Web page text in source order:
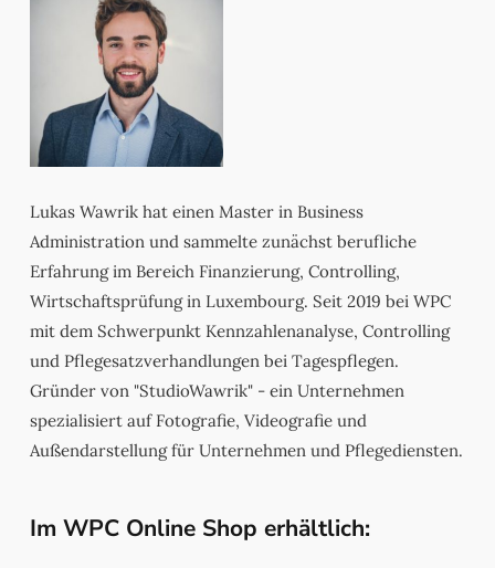
Lukas Wawrik hat einen Master in Business
Administration und sammelte zunächst berufliche
Erfahrung im Bereich Finanzierung, Controlling,
Wirtschaftsprüfung in Luxembourg. Seit 2019 bei WPC
mit dem Schwerpunkt Kennzahlenanalyse, Controlling
und Pflegesatzverhandlungen bei Tagespflegen.
Gründer von "StudioWawrik" - ein Unternehmen
spezialisiert auf Fotografie, Videografie und
Außendarstellung für Unternehmen und Pflegediensten.
Im WPC Online Shop erhältlich: